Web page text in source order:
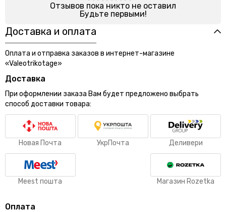
Отзывов пока никто не оставил
Будьте первыми!
Доставка и оплата
Оплата и отправка заказов в интернет-магазине
«Valeotrikotage»
Доставка
При оформлении заказа Вам будет предложено выбрать
способ доставки товара:
Новая Почта УкрПочта Деливери
Meest пошта Магазин Rozetka
Оплата